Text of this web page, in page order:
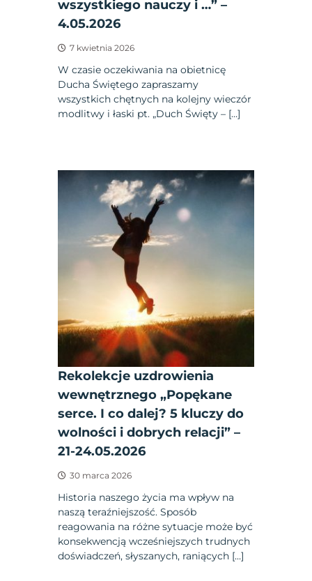
wszystkiego nauczy i …” –
4.05.2026
7 kwietnia 2026
W czasie oczekiwania na obietnicę
Ducha Świętego zapraszamy
wszystkich chętnych na kolejny wieczór
modlitwy i łaski pt. „Duch Święty – […]
Rekolekcje uzdrowienia
wewnętrznego „Popękane
serce. I co dalej? 5 kluczy do
wolności i dobrych relacji” –
21-24.05.2026
30 marca 2026
Historia naszego życia ma wpływ na
naszą teraźniejszość. Sposób
reagowania na różne sytuacje może być
konsekwencją wcześniejszych trudnych
doświadczeń, słyszanych, raniących […]